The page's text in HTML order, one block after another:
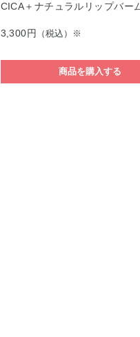
CICA＋ナチュラルリップバー
3,300円 （税込）※
商品を購入する